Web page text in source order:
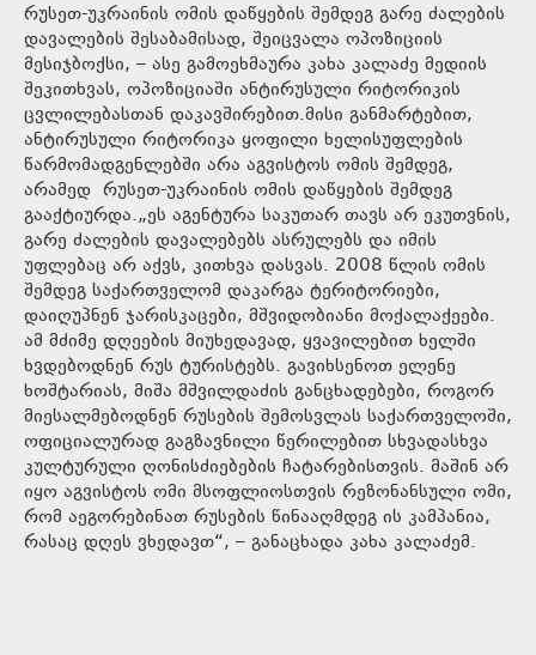
რუსეთ-უკრაინის ომის დაწყების შემდეგ გარე ძალების
დავალების შესაბამისად, შეიცვალა ოპოზიციის
მესიჯბოქსი, – ასე გამოეხმაურა კახა კალაძე მედიის
შეკითხვას, ოპოზიციაში ანტირუსული რიტორიკის
ცვლილებასთან დაკავშირებით.მისი განმარტებით,
ანტირუსული რიტორიკა ყოფილი ხელისუფლების
წარმომადგენლებში არა აგვისტოს ომის შემდეგ,
არამედ რუსეთ-უკრაინის ომის დაწყების შემდეგ
გააქტიურდა.„ეს აგენტურა საკუთარ თავს არ ეკუთვნის,
გარე ძალების დავალებებს ასრულებს და იმის
უფლებაც არ აქვს, კითხვა დასვას. 2008 წლის ომის
შემდეგ საქართველომ დაკარგა ტერიტორიები,
დაიღუპნენ ჯარისკაცები, მშვიდობიანი მოქალაქეები.
ამ მძიმე დღეების მიუხედავად, ყვავილებით ხელში
ხვდებოდნენ რუს ტურისტებს. გავიხსენოთ ელენე
ხოშტარიას, მიშა მშვილდაძის განცხადებები, როგორ
მიესალმებოდნენ რუსების შემოსვლას საქართველოში,
ოფიციალურად გაგზავნილი წერილებით სხვადასხვა
კულტურული ღონისძიებების ჩატარებისთვის. მაშინ არ
იყო აგვისტოს ომი მსოფლიოსთვის რეზონანსული ომი,
რომ აეგორებინათ რუსების წინააღმდეგ ის კამპანია,
რასაც დღეს ვხედავთ“, – განაცხადა კახა კალაძემ.